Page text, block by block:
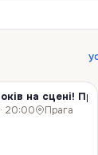
на сцені!
· 20:00 Прага